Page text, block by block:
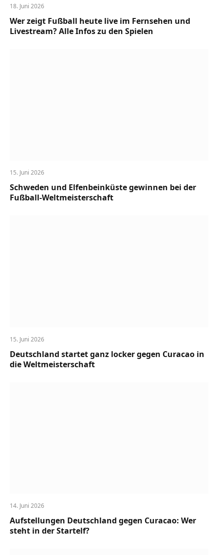
18. Juni 2026
Wer zeigt Fußball heute live im Fernsehen und
Livestream? Alle Infos zu den Spielen
15. Juni 2026
Schweden und Elfenbeinküste gewinnen bei der
Fußball-Weltmeisterschaft
15. Juni 2026
Deutschland startet ganz locker gegen Curacao in
die Weltmeisterschaft
14. Juni 2026
Aufstellungen Deutschland gegen Curacao: Wer
steht in der Startelf?